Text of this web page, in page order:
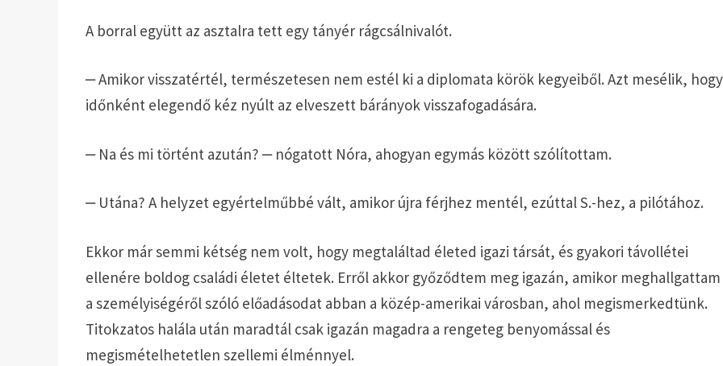
A borral együtt az asztalra tett egy tányér rágcsálnivalót.
‒ Amikor visszatértél, természetesen nem estél ki a diplomata körök kegyeiből. Azt mesélik, hogy
időnként elegendő kéz nyúlt az elveszett bárányok visszafogadására.
‒ Na és mi történt azután? ‒ nógatott Nóra, ahogyan egymás között szólítottam.
‒ Utána? A helyzet egyértelműbbé vált, amikor újra férjhez mentél, ezúttal S.-hez, a pilótához.
Ekkor már semmi kétség nem volt, hogy megtaláltad életed igazi társát, és gyakori távollétei
ellenére boldog családi életet éltetek. Erről akkor győződtem meg igazán, amikor meghallgattam
a személyiségéről szóló előadásodat abban a közép-amerikai városban, ahol megismerkedtünk.
Titokzatos halála után maradtál csak igazán magadra a rengeteg benyomással és
megismételhetetlen szellemi élménnyel.